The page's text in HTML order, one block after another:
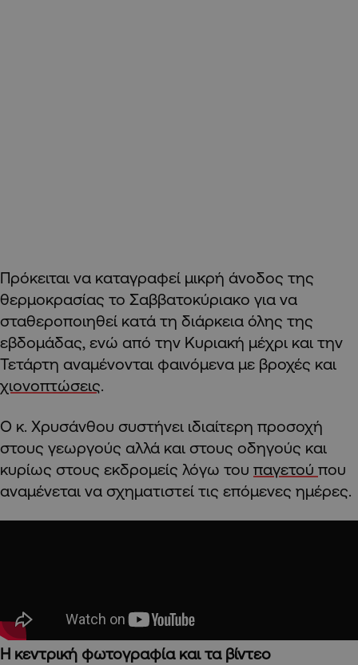
Πρόκειται να καταγραφεί μικρή άνοδος της
θερμοκρασίας το Σαββατοκύριακο για να
σταθεροποιηθεί κατά τη διάρκεια όλης της
εβδομάδας, ενώ από την Κυριακή μέχρι και την
Τετάρτη αναμένονται φαινόμενα με βροχές και
χιονοπτώσεις.
Ο κ. Χρυσάνθου συστήνει ιδιαίτερη προσοχή
στους γεωργούς αλλά και στους οδηγούς και
κυρίως στους εκδρομείς λόγω του παγετού που
αναμένεται να σχηματιστεί τις επόμενες ημέρες.
Η κεντρική φωτογραφία και τα βίντεο